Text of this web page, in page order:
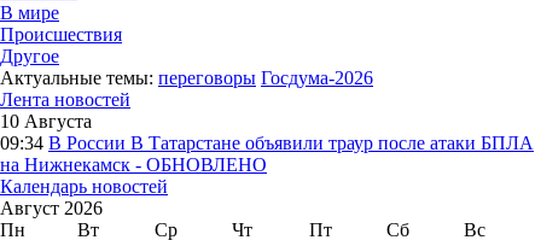
В мире
Происшествия
Другое
Актуальные темы: переговоры Госдума-2026
Лента новостей
10 Августа
09:34 В России В Татарстане объявили траур после атаки БПЛА
на Нижнекамск - ОБНОВЛЕНО
Календарь новостей
Август 2026
Пн
Вт Ср Чт Пт Сб
Вс